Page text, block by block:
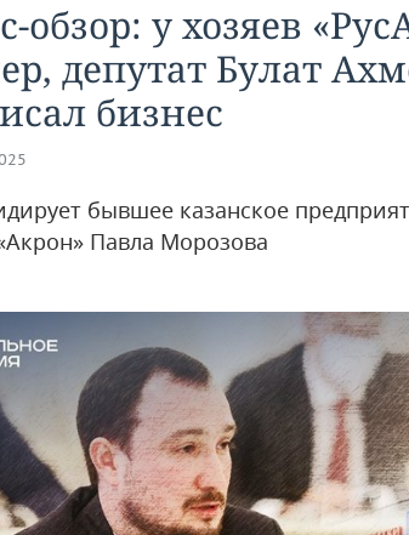
обзор: у хозяев
депутат Булат
бизнес
бывшее казанское
Павла Морозова